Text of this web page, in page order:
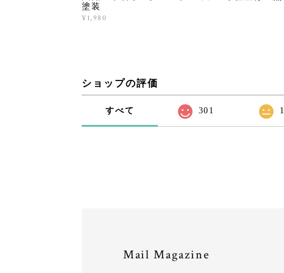
塗装
¥1,980
ショップの評価
すべて 301 1
Mail Magazine